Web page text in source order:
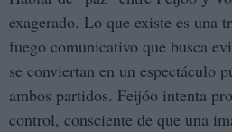
exagerado. Lo que existe es una
fuego comunicativo que busca
se conviertan en un espectáculo
ambos partidos. Feijóo intenta
control, consciente de que una